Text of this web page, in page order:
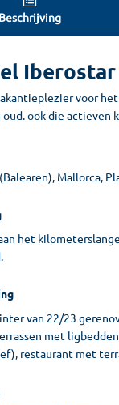
Beschrijving
voor
oud. ook die actieven
Mallorca,
het
van 22/23
met
restaurant met